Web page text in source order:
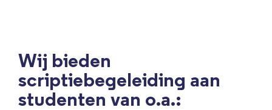
Wij bieden
scriptiebegeleiding aan
studenten van o.a.: